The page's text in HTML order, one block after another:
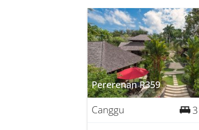
Pererenan R359
Canggu 3